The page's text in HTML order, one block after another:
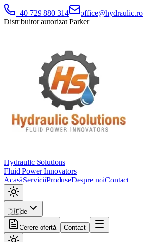
+40 729 880 314
office@hydraulic.ro
Distribuitor autorizat Parker
Hydraulic Solutions
Fluid Power Innovators
AcasăServiciiProduseDespre noiContact
🇩🇪de
Cerere ofertă Contact